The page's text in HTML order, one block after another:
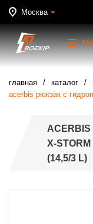
Москва
главная каталог
acerbis рюкзак с
X-
(14,5/3 L)